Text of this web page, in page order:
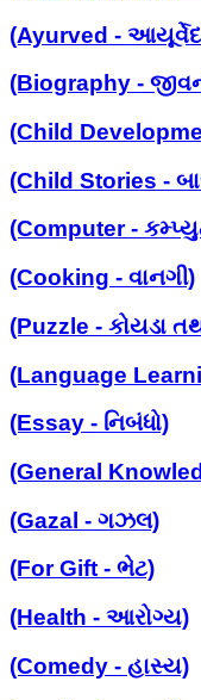
(Ayurved -
(Biography -
(Child
(Child Stories -
(Computer -
(Cooking - વાનગી)
(Puzzle - કોયડા
(Language
(Essay - નિબંધો)
(General
(Gazal - ગઝલ)
(For Gift - ભેટ)
(Health - આરોગ્ય)
(Comedy - હાસ્ય)